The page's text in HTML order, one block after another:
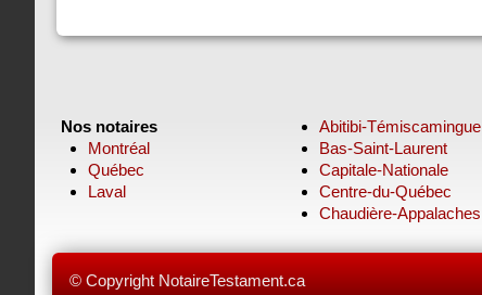
Nos notaires
Montréal
Québec
Laval
Abitibi-Témiscamingue
Bas-Saint-Laurent
Capitale-Nationale
Centre-du-Québec
Chaudière-Appalaches
© Copyright NotaireTestament.ca